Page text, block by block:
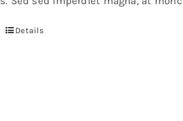
Details